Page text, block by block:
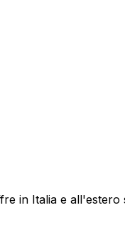
in Italia e